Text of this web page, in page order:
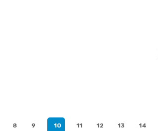
8 9 10 11 12 13 14